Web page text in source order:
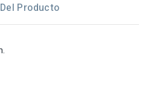
Producto